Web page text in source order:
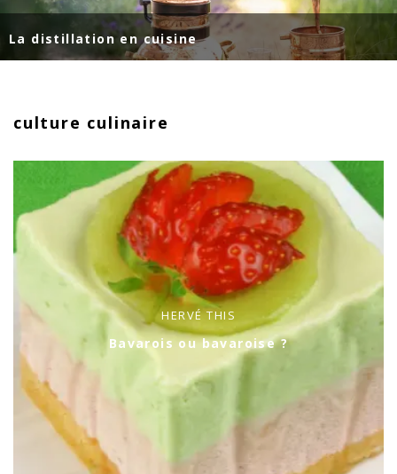
La distillation en cuisine
culture culinaire
HERVÉ THIS
Bavarois ou bavaroise ?